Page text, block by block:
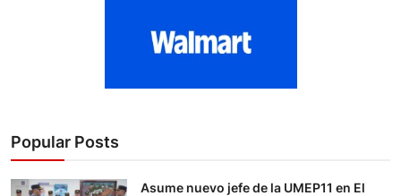
Popular Posts
Asume nuevo jefe de la UMEP11 en El